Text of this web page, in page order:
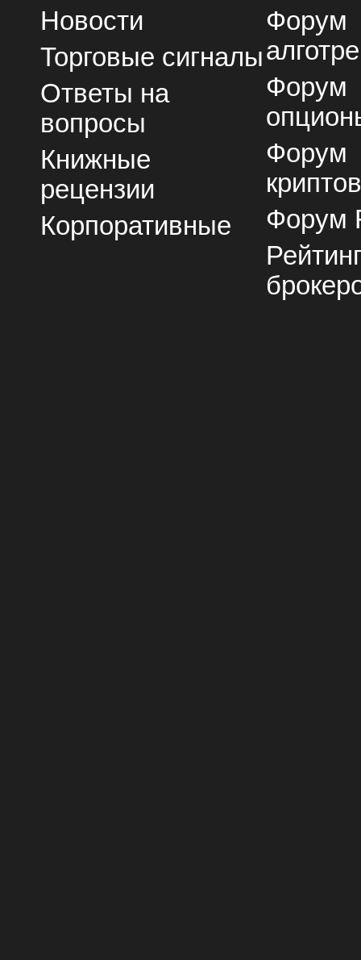
Новости
Торговые сигналы
Ответы на
вопросы
Книжные
рецензии
Корпоративные
Форум
Форум
Форум
Форум